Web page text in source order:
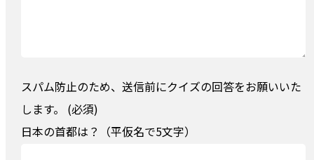
スパム防止のため、送信前にクイズの回答をお願いいた
します。 (必須)
日本の首都は？（平仮名で5文字）